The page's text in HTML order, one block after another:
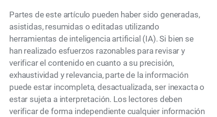
Partes de este artículo pueden haber sido generadas,
asistidas, resumidas o editadas utilizando
herramientas de inteligencia artificial (IA). Si bien se
han realizado esfuerzos razonables para revisar y
verificar el contenido en cuanto a su precisión,
exhaustividad y relevancia, parte de la información
puede estar incompleta, desactualizada, ser inexacta o
estar sujeta a interpretación. Los lectores deben
verificar de forma independiente cualquier información